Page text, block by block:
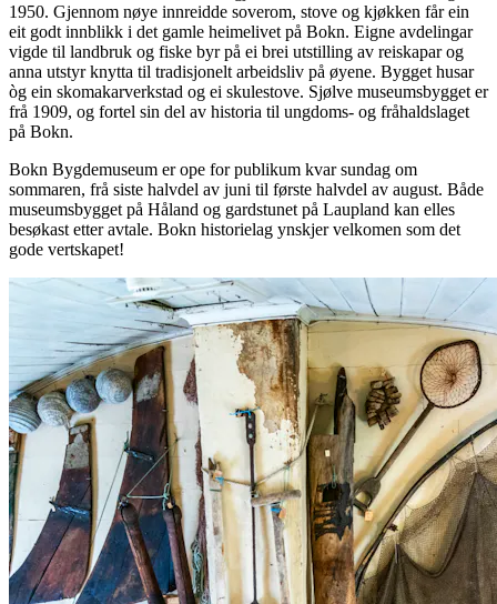
1950. Gjennom nøye innreidde soverom, stove og kjøkken får ein
eit godt innblikk i det gamle heimelivet på Bokn. Eigne avdelingar
vigde til landbruk og fiske byr på ei brei utstilling av reiskapar og
anna utstyr knytta til tradisjonelt arbeidsliv på øyene. Bygget husar
òg ein skomakarverkstad og ei skulestove. Sjølve museumsbygget er
frå 1909, og fortel sin del av historia til ungdoms- og fråhaldslaget
på Bokn.
Bokn Bygdemuseum er ope for publikum kvar sundag om
sommaren, frå siste halvdel av juni til første halvdel av august. Både
museumsbygget på Håland og gardstunet på Laupland kan elles
besøkast etter avtale. Bokn historielag ynskjer velkomen som det
gode vertskapet!